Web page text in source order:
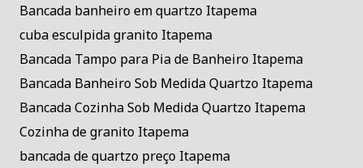
Bancada banheiro em quartzo Itapema
cuba esculpida granito Itapema
Bancada Tampo para Pia de Banheiro Itapema
Bancada Banheiro Sob Medida Quartzo Itapema
Bancada Cozinha Sob Medida Quartzo Itapema
Cozinha de granito Itapema
bancada de quartzo preço Itapema